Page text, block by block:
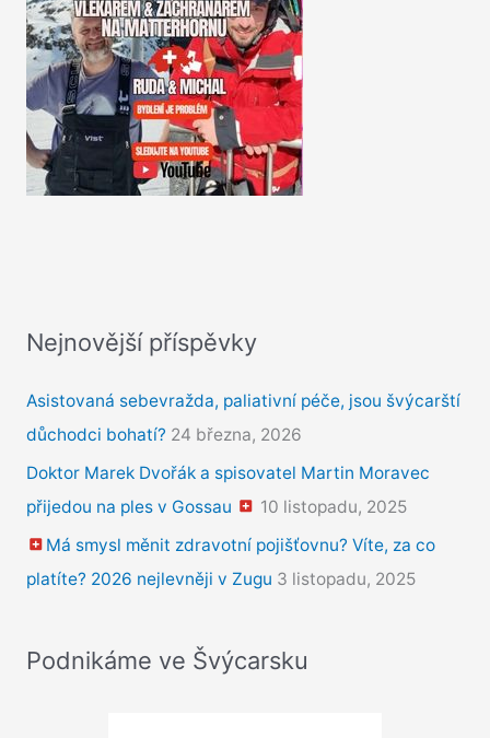
Nejnovější příspěvky
Asistovaná sebevražda, paliativní péče, jsou švýcarští
důchodci bohatí? 24 března, 2026
Doktor Marek Dvořák a spisovatel Martin Moravec
přijedou na ples v Gossau
10 listopadu, 2025
Má smysl měnit zdravotní pojišťovnu? Víte, za co
platíte? 2026 nejlevněji v Zugu 3 listopadu, 2025
Podnikáme ve Švýcarsku